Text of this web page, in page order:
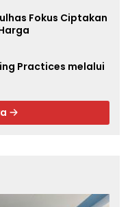
Fokus Ciptakan
Practices melalui